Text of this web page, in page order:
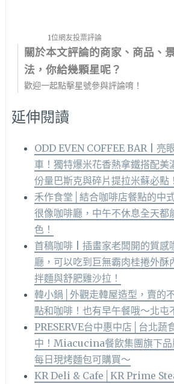
1位網友投票評論
關於本文評論的商家、商品、
法，你給幾顆星呢？
歡迎一起點擊星號參與評論唷！
延伸閱讀
ODD EVEN COFFEE BAR | 亮
車！獨特爆米花香熱拿鐵搭配美
份量巴斯克與碎片提拉米蘇必點！
禾作食堂│結合咖啡店餐點的中
很像咖啡廳，中午不休息全天都
色！
首稿咖啡 | 插畫家老闆開的質感
廳，可以吃到巨無霸肉桂捲外酥
拌麵與舒肥雞沙拉！
韓小鍋│外觀走韓屋造型，賣的
點和咖啡！也有早午餐哦～北屯
PRESERVE台中惠中店│台北蔬
中！Miacucina餐飲集團旗下品
每日現烤麵包可購買～
KR Deli & Cafe│KR Prime